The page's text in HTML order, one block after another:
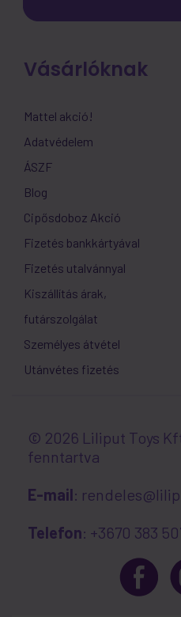
Vásárlóknak
Mattel akció!
Adatvédelem
ÁSZF
Blog
Cipősdoboz Akció
Fizetés bankkártyával
Fizetés utalvánnyal
Kiszállítás árak,
futárszolgálat
Személyes átvétel
Utánvétes fizetés
© 2026 Liliput Toys
fenntartva
E-mail:
Telefon: +3670 383